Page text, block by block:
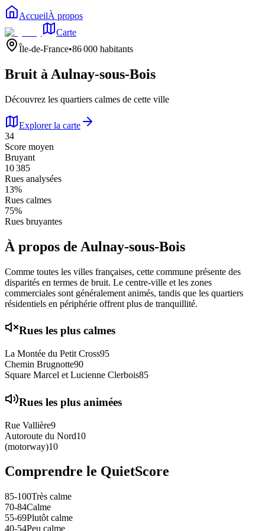
AccueilÀ propos
Carte
Île-de-France•86 000 habitants
Bruit à Aulnay-sous-Bois
Découvrez les quartiers calmes de cette ville
Explorer la carte
34
Score moyen
Bruyant
10 385
Rues analysées
13%
Rues calmes
75%
Rues bruyantes
À propos de Aulnay-sous-Bois
Comme toutes les villes françaises, cette commune présente des
disparités en termes de bruit. Le centre-ville et les zones
commerciales sont généralement animés, tandis que les quartiers
résidentiels en périphérie offrent plus de tranquillité.
Rues les plus calmes
La Montée du Petit Cross95
Chemin Brugnotte90
Square Marcel et Lucienne Clerbois85
Rues les plus animées
Rue Vallière9
Autoroute du Nord10
(motorway)10
Comprendre le QuietScore
85-100Très calme
70-84Calme
55-69Plutôt calme
40-54Peu calme